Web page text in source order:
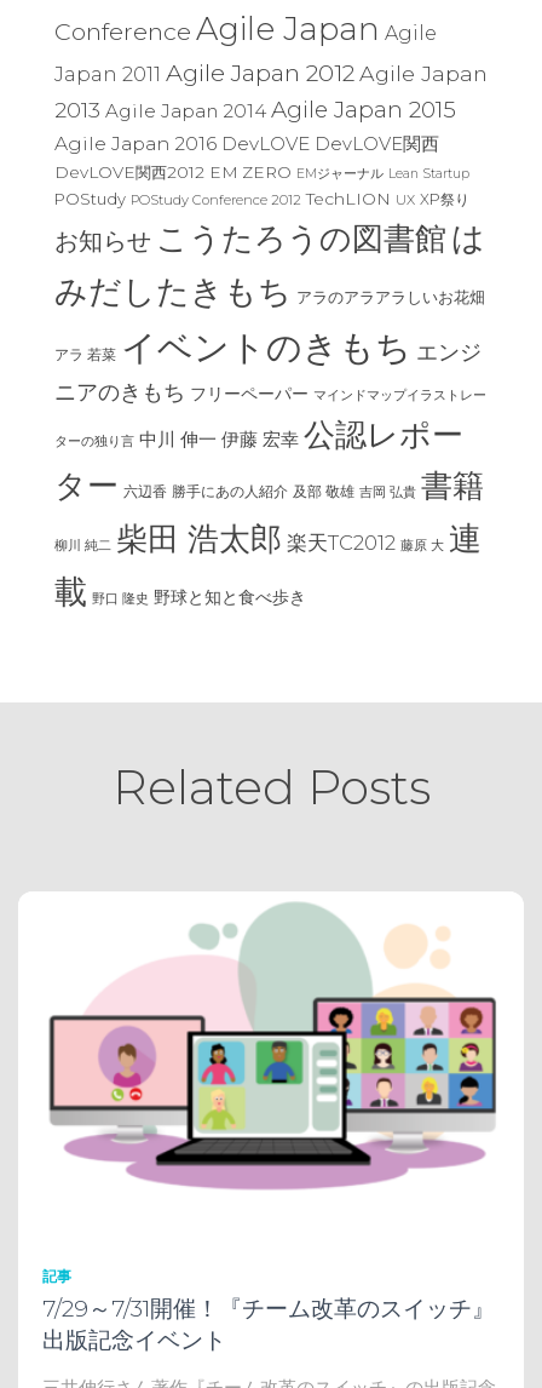
Conference Agile Japan Agile
Japan 2011 Agile Japan 2012Agile Japan
2013 Agile Japan 2014 Agile Japan 2015
Agile Japan 2016 DevLOVE DevLOVE関西
DevLOVE関西2012 EM ZERO EMジャーナル Lean Startup
POStudy POStudy Conference 2012 TechLION UX XP祭り
お知らせ こうたろうの図書館 は
みだしたきもち アラのアラアラしいお花畑
アラ 若菜 イベントのきもち エンジ
ニアのきもち フリーペーパー マインドマップイラストレー
ターの独り言 中川 伸一 伊藤 宏幸 公認レポー
ター 六辺香 勝手にあの人紹介 及部 敬雄 吉岡 弘貴 書籍
柳川 純二 柴田 浩太郎 楽天TC2012 藤原 大 連
載 野口 隆史 野球と知と食べ歩き
Related Posts
記事
7/29～7/31開催！『チーム改革のスイッチ』
出版記念イベント